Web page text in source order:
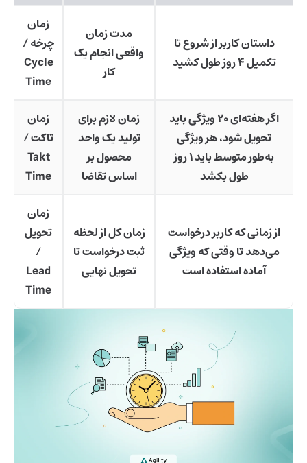
داستان کاربر از شروع تا
تکمیل ۴ روز طول کشید
مدت زمان
واقعی انجام یک
کار
زمان
چرخه /
Cycle
Time
اگر هفته‌ای ۲۰ ویژگی باید
تحویل شود، هر ویژگی
به‌طور متوسط باید ۱ روز
طول بکشد
زمان لازم برای
تولید یک واحد
محصول بر
اساس تقاضا
زمان
تاکت /
Takt
Time
از زمانی که کاربر درخواست
می‌دهد تا وقتی که ویژگی
آماده استفاده است
زمان کل از لحظه
ثبت درخواست تا
تحویل نهایی
زمان
تحویل
/
Lead
Time